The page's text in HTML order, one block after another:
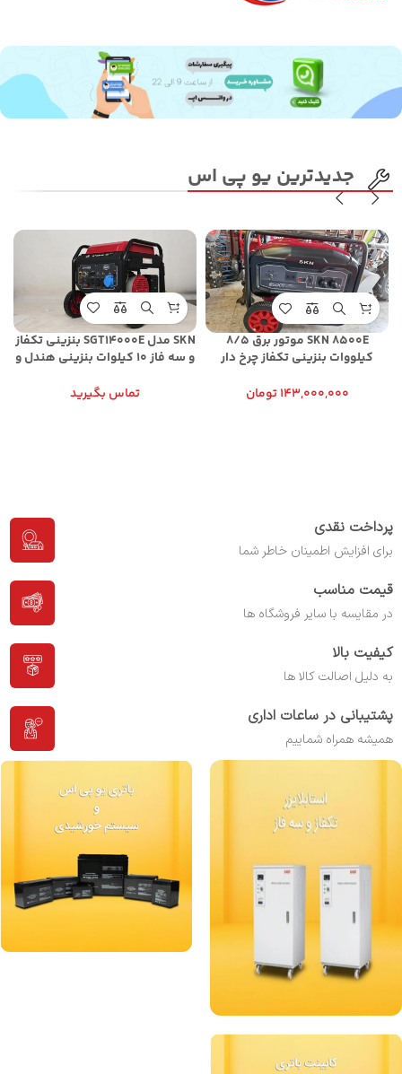
جدیدترین یو پی اس
SKN 8500E موتور برق 8/5
کیلووات بنزینی تکفاز چرخ دار
143,000,000 تومان
SKN مدل SGT14000E بنزینی تکفاز
و سه فاز 10 کیلوات بنزینی هندل و
تماس بگیرید
پرداخت نقدی
برای افزایش اطمینان خاطر شما
قیمت مناسب
در مقایسه با سایر فروشگاه ها
کیفیت بالا
به دلیل اصالت کالا ها
پشتیبانی در ساعات اداری
همیشه همراه شماییم